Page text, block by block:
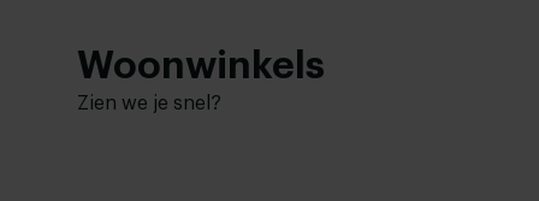
Woonwinkels
Zien we je snel?